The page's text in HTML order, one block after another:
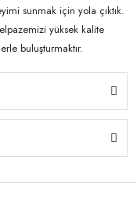
sunmak için yola çıktık.
yüksek kalite
buluşturmaktır.